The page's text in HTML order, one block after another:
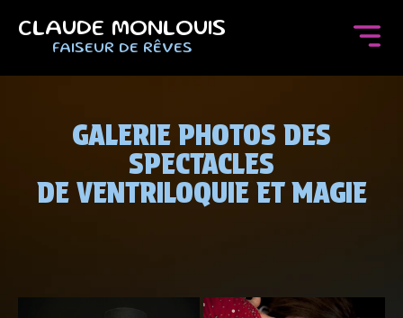
CLAUDE MONLOUIS
FAISEUR DE RÊVES
GALERIE PHOTOS DES
SPECTACLES
DE VENTRILOQUIE ET MAGIE